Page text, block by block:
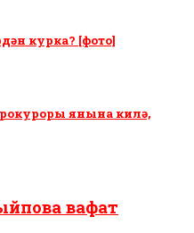
курка? [фото]
янына килә,
вафат